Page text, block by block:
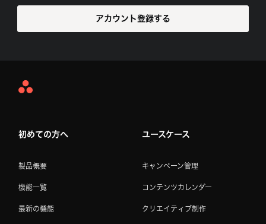
アカウント登録する
Asana
初めての方へ
製品概要
機能一覧
最新の機能
ユースケース
キャンペーン管理
コンテンツカレンダー
クリエイティブ制作